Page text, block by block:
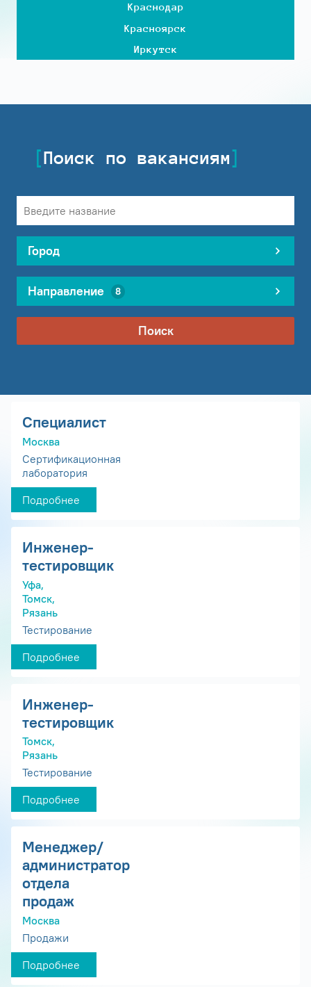
Краснодар
Красноярск
Иркутск
Поиск по вакансиям
Город
Направление 8
Поиск
Специалист
Москва
Сертификационная
лаборатория
Подробнее
Инженер-
тестировщик
Уфа,
Томск,
Рязань
Тестирование
Подробнее
Инженер-
тестировщик
Томск,
Рязань
Тестирование
Подробнее
Менеджер/
администратор
отдела
продаж
Москва
Продажи
Подробнее